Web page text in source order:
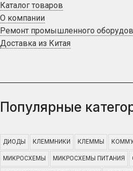
Каталог товаров
О компании
Ремонт промышленного
Доставка из Китая
Популярные
ДИОДЫ КЛЕММНИКИ КЛЕММЫ
МИКРОСХЕМЫ МИКРОСХЕМЫ ПИТАНИЯ